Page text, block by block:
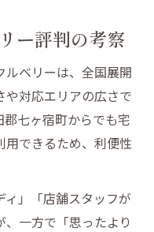
ー評判の考察
ベリーは、全国展開
や対応エリアの広さで
七ヶ宿町からでも宅
用できるため、利便性
」「店舗スタッフが
一方で「思ったより